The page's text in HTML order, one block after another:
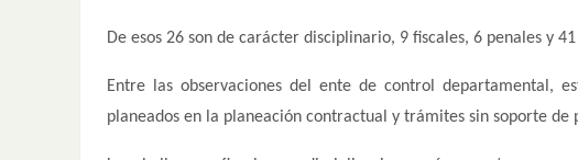
De esos 26 son de carácter disciplinario, 9 fiscales, 6 penales y
Entre las observaciones del ente de control departamental,
planeados en la planeación contractual y trámites sin soporte de